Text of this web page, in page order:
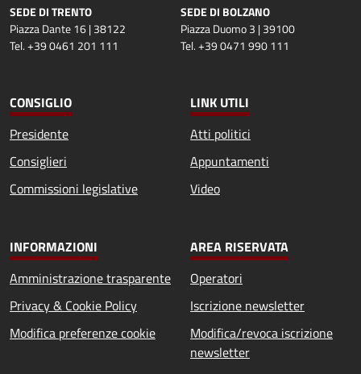
SEDE DI TRENTO
Piazza Dante 16 | 38122
Tel. +39 0461 201 111
SEDE DI BOLZANO
Piazza Duomo 3 | 39100
Tel. +39 0471 990 111
CONSIGLIO
Presidente
Consiglieri
Commissioni legislative
LINK UTILI
Atti politici
Appuntamenti
Video
INFORMAZIONI
Amministrazione trasparente
Privacy & Cookie Policy
Modifica preferenze cookie
AREA RISERVATA
Operatori
Iscrizione newsletter
Modifica/revoca iscrizione
newsletter